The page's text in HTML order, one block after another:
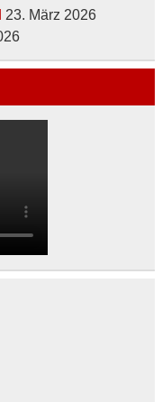
23. März 2026